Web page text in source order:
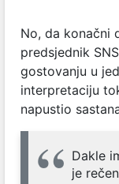
No, da konačni
predsjednik
gostovanju u
interpretaciju
napustio
Dakle
je